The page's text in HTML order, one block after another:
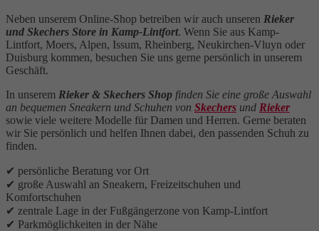
Neben unserem Online-Shop betreiben wir auch unseren Rieker
und Skechers Store in Kamp-Lintfort. Wenn Sie aus Kamp-
Lintfort, Moers, Alpen, Issum, Rheinberg, Neukirchen-Vluyn oder
Duisburg kommen, besuchen Sie uns gerne persönlich in unserem
Geschäft.
In unserem Rieker & Skechers Shop finden Sie eine große Auswahl
an bequemen Sneakern und Schuhen von Skechers und Rieker
sowie viele weitere Modelle für Damen und Herren. Gerne beraten
wir Sie persönlich und helfen Ihnen dabei, den passenden Schuh zu
finden.
✔ persönliche Beratung vor Ort
✔ große Auswahl an Sneakern, Freizeitschuhen und
Komfortschuhen
✔ zentrale Lage in der Fußgängerzone von Kamp-Lintfort
✔ Parkmöglichkeiten in der Nähe